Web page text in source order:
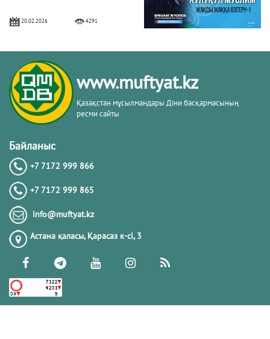
20.02.2026 4291
Жүрек сырлары 2-дәріс. Тәубе
тақырыбы. Әр-рисала әл-Қушайрия
кітабы негізінде
20.02.2026
20.02.2026
РАМАЗАН – РАХЫМ, КЕШІРІМ ЖӘНЕ
ТОЗАҚТАН ҚҰТЫЛУ АЙЫ
19.02.2026 7496
РАМАЗАН ҚАРСАҢЫНДАҒЫ
www.muftyat.kz
Қазақстан мұсылмандары Діни басқармасының
ресми сайты
Байланыс
+7 7172 999 866
+7 7172 999 865
info@muftyat.kz
Астана қаласы, Қарасаз к-сi, 3